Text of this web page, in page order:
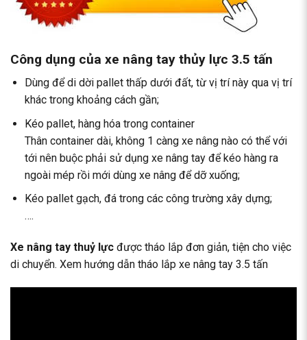
Công dụng của xe nâng tay thủy lực 3.5 tấn
Dùng để di dời pallet thấp dưới đất, từ vị trí này qua vị trí
khác trong khoảng cách gần;
Kéo pallet, hàng hóa trong container
Thân container dài, không 1 càng xe nâng nào có thể với
tới nên buộc phải sử dụng xe nâng tay để kéo hàng ra
ngoài mép rồi mới dùng xe nâng để dỡ xuống;
Kéo pallet gạch, đá trong các công trường xây dựng;
….
Xe nâng tay thuỷ lực được tháo lắp đơn giản, tiện cho việc
di chuyển. Xem hướng dẫn tháo lắp xe nâng tay 3.5 tấn